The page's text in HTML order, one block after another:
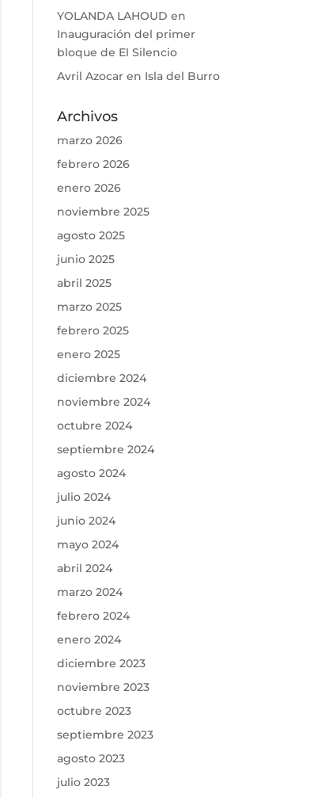
YOLANDA LAHOUD en
Inauguración del primer
bloque de El Silencio
Avril Azocaren Isla del Burro
Archivos
marzo 2026
febrero 2026
enero 2026
noviembre 2025
agosto 2025
junio 2025
abril 2025
marzo 2025
febrero 2025
enero 2025
diciembre 2024
noviembre 2024
octubre 2024
septiembre 2024
agosto 2024
julio 2024
junio 2024
mayo 2024
abril 2024
marzo 2024
febrero 2024
enero 2024
diciembre 2023
noviembre 2023
octubre 2023
septiembre 2023
agosto 2023
julio 2023